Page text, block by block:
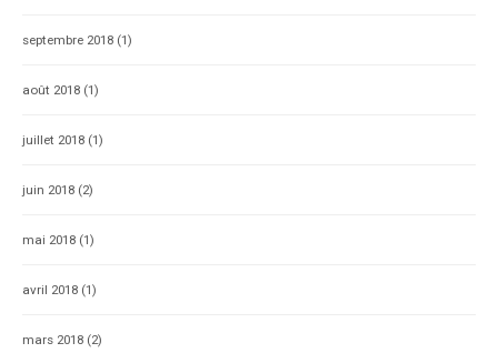
septembre 2018 (1)
août 2018 (1)
juillet 2018 (1)
juin 2018 (2)
mai 2018 (1)
avril 2018 (1)
mars 2018 (2)